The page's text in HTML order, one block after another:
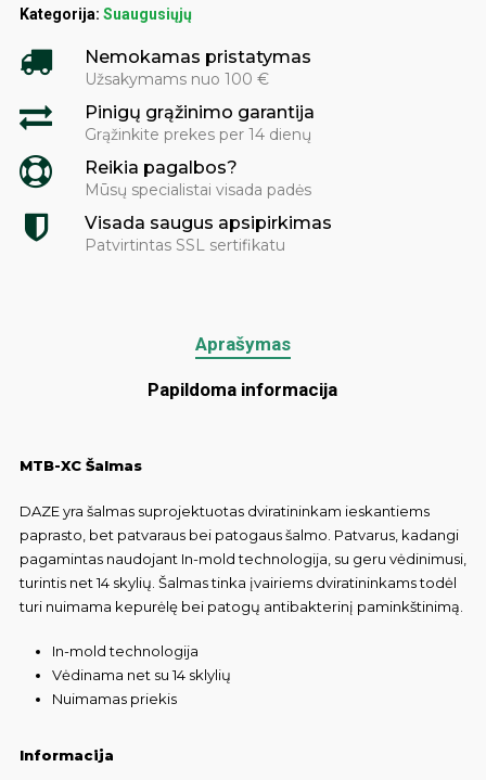
Kategorija: Suaugusiųjų
Nemokamas pristatymas
Užsakymams nuo 100 €
Pinigų grąžinimo garantija
Grąžinkite prekes per 14 dienų
Reikia pagalbos?
Mūsų specialistai visada padės
Visada saugus apsipirkimas
Patvirtintas SSL sertifikatu
Aprašymas
Papildoma informacija
MTB-XC Šalmas
DAZE yra šalmas suprojektuotas dviratininkam ieskantiems
paprasto, bet patvaraus bei patogaus šalmo. Patvarus, kadangi
pagamintas naudojant In-mold technologija, su geru vėdinimusi,
turintis net 14 skylių. Šalmas tinka įvairiems dviratininkams todėl
turi nuimama kepurėlę bei patogų antibakterinį paminkštinimą.
In-mold technologija
Vėdinama net su 14 sklylių
Nuimamas priekis
Informacija